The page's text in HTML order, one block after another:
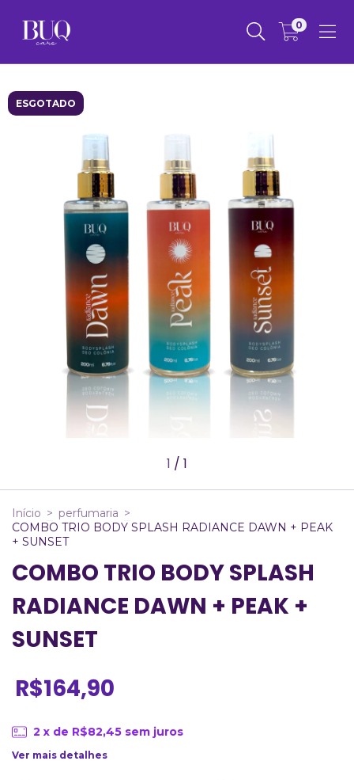
0
ESGOTADO
1 / 1
Início > perfumaria >
COMBO TRIO BODY SPLASH RADIANCE DAWN + PEAK
+ SUNSET
COMBO TRIO BODY SPLASH
RADIANCE DAWN + PEAK +
SUNSET
R$164,90
2 x de R$82,45 sem juros
Ver mais detalhes